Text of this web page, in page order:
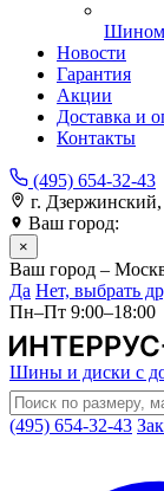
Новости
Гарантия
Акции
Доставка и
Контакты
(495) 654-32-43
г.
Ваш город:
×
Ваш город –
Да Нет, выбрать
Пн–Пт 9:00–18:00
Шины и диски с
(495) 654-32-43